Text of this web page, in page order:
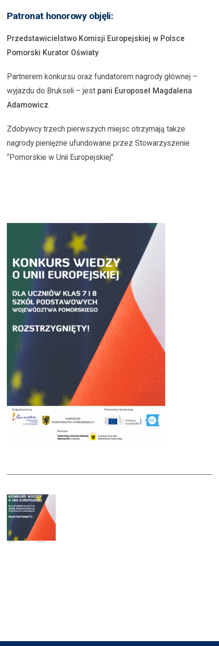
Patronat honorowy objęli:
Przedstawicielstwo Komisji Europejskiej w Polsce
Pomorski Kurator Oświaty
Partnerem konkursu oraz fundatorem nagrody głównej –
wyjazdu do Brukseli – jest pani Europoseł Magdalena
Adamowicz.
Zdobywcy trzech pierwszych miejsc otrzymają także
nagrody pieniężne ufundowane przez Stowarzyszenie
“Pomorskie w Unii Europejskiej”.